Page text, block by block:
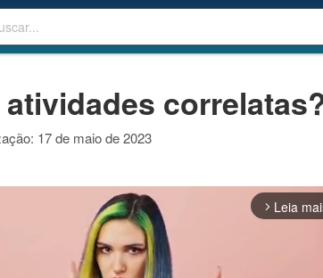
Buscar
17 de maio de 2023
arrow_forward_ios Leia